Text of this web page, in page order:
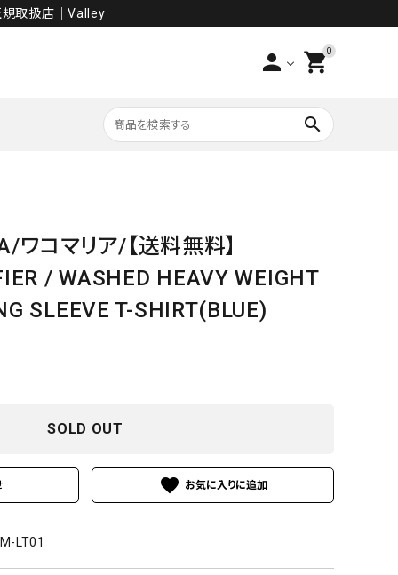
規取扱店│Valley
person 0
shopping_cart
SALE
search
コマリア/【送料無料】
/ WASHED HEAVY WEIGHT
SLEEVE T-SHIRT(BLUE)
SOLD OUT
favorite
LT01